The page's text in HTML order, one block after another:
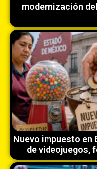
modernización
Nuevo impuesto en
de videojuegos,